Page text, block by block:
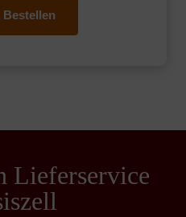
Bestellen
Lieferservice